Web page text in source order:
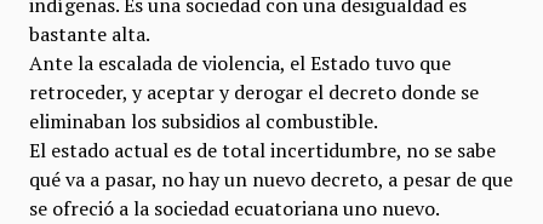
bastante alta.
Ante la escalada de violencia, el Estado tuvo que
retroceder, y aceptar y derogar el decreto donde se
eliminaban los subsidios al combustible.
El estado actual es de total incertidumbre, no se sabe
qué va a pasar, no hay un nuevo decreto, a pesar de que
se ofreció a la sociedad ecuatoriana uno nuevo.